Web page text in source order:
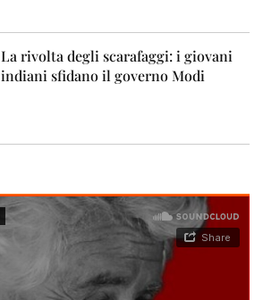
La rivolta degli scarafaggi: i giovani
indiani sfidano il governo Modi